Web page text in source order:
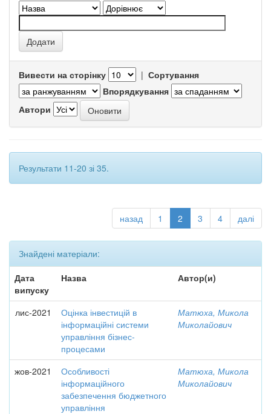
Вивести на сторінку | Сортування
Впорядкування
Автори
Результати 11-20 зі 35.
назад 1 2 3 4 далі
Знайдені матеріали:
Дата
випуску
Назва Автор(и)
лис-2021
Оцінка інвестицій в
інформаційні системи
управління бізнес-
процесами
Матюха, Микола
Миколайович
жов-2021
Особливості
інформаційного
забезпечення бюджетного
управління
Матюха, Микола
Миколайович